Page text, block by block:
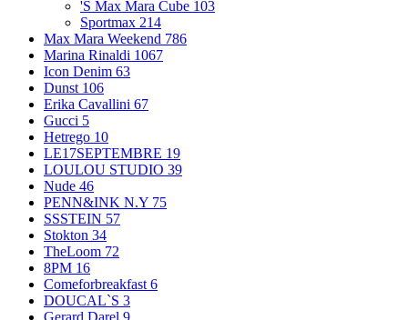
'S Max Mara Cube 103
Sportmax 214
Max Mara Weekend 786
Marina Rinaldi 1067
Icon Denim 63
Dunst 106
Erika Cavallini 67
Gucci 5
Hetrego 10
LE17SEPTEMBRE 19
LOULOU STUDIO 39
Nude 46
PENN&INK N.Y 75
SSSTEIN 57
Stokton 34
TheLoom 72
8PM 16
Comeforbreakfast 6
DOUCAL`S 3
Gerard Darel 9